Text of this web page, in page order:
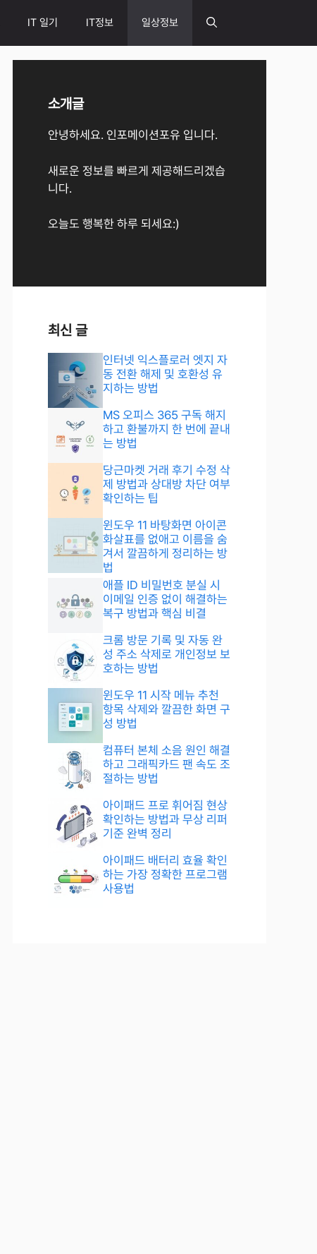
IT 일기 IT정보 일상정보
소개글
안녕하세요. 인포메이션포유 입니다.
새로운 정보를 빠르게 제공해드리겠습
니다.
오늘도 행복한 하루 되세요:)
최신 글
인터넷 익스플로러 엣지 자
동 전환 해제 및 호환성 유
지하는 방법
MS 오피스 365 구독 해지
하고 환불까지 한 번에 끝내
는 방법
당근마켓 거래 후기 수정 삭
제 방법과 상대방 차단 여부
확인하는 팁
윈도우 11 바탕화면 아이콘
화살표를 없애고 이름을 숨
겨서 깔끔하게 정리하는 방
법
애플 ID 비밀번호 분실 시
이메일 인증 없이 해결하는
복구 방법과 핵심 비결
크롬 방문 기록 및 자동 완
성 주소 삭제로 개인정보 보
호하는 방법
윈도우 11 시작 메뉴 추천
항목 삭제와 깔끔한 화면 구
성 방법
컴퓨터 본체 소음 원인 해결
하고 그래픽카드 팬 속도 조
절하는 방법
아이패드 프로 휘어짐 현상
확인하는 방법과 무상 리퍼
기준 완벽 정리
아이패드 배터리 효율 확인
하는 가장 정확한 프로그램
사용법